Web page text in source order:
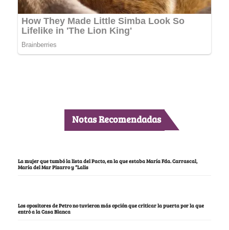
Notas Recomendadas
La mujer que tumbó la lista del Pacto, en la que estaba María Fda. Carrascal,
María del Mar Pizarro y “Lalis
Los opositores de Petro no tuvieron más opción que criticar la puerta por la que
entró a la Casa Blanca